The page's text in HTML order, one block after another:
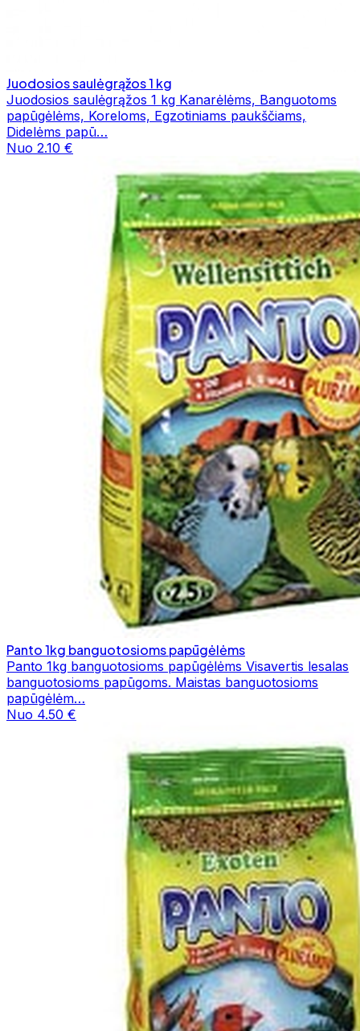
Juodosios saulėgrąžos 1 kg
Juodosios saulėgrąžos 1 kg Kanarėlėms, Banguotoms
papūgėlėms, Koreloms, Egzotiniams paukščiams,
Didelėms papū…
Nuo 2.10 €
Panto 1kg banguotosioms papūgėlėms
Panto 1kg banguotosioms papūgėlėms Visavertis lesalas
banguotosioms papūgoms. Maistas banguotosioms
papūgėlėm…
Nuo 4.50 €